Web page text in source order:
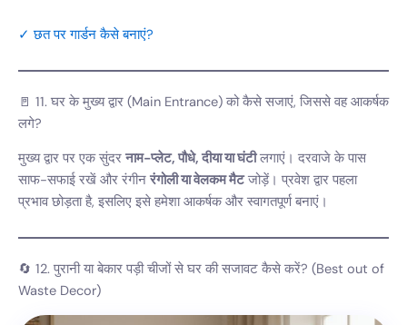
✓ छत पर गार्डन कैसे बनाएं?
🚪 11. घर के मुख्य द्वार (Main Entrance) को कैसे सजाएं, जिससे वह आकर्षक
लगे?
मुख्य द्वार पर एक सुंदर नाम-प्लेट, पौधे, दीया या घंटीलगाएं। दरवाजे के पास
साफ-सफाई रखें और रंगीन रंगोली या वेलकम मैटजोड़ें। प्रवेश द्वार पहला
प्रभाव छोड़ता है, इसलिए इसे हमेशा आकर्षक और स्वागतपूर्ण बनाएं।
🔄 12. पुरानी या बेकार पड़ी चीजों से घर की सजावट कैसे करें? (Best out of
Waste Decor)